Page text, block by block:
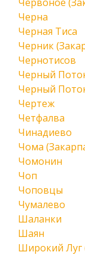
Черна
Черная Тиса
Черник
Чернотисов
Черный
Черный
Чертеж
Четфалва
Чинадиево
Чома
Чомонин
Чоп
Чоповцы
Чумалево
Шаланки
Шаян
Широкий Луг